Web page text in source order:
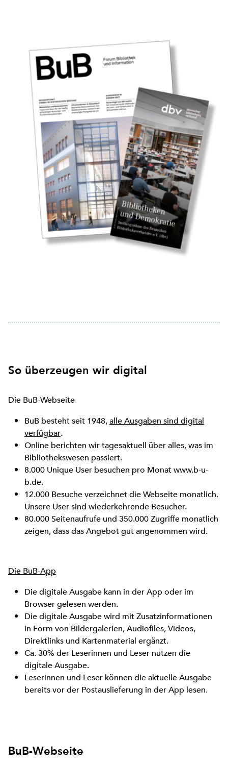
So überzeugen wir digital
Die BuB-Webseite
BuB besteht seit 1948,alle Ausgaben sind digital
verfügbar.
Online berichten wir tagesaktuell über alles, was im
Bibliothekswesen passiert.
8.000 Unique User besuchen pro Monat www.b-u-
b.de.
12.000 Besuche verzeichnet die Webseite monatlich.
Unsere User sind wiederkehrende Besucher.
80.000 Seitenaufrufe und 350.000 Zugriffe monatlich
zeigen, dass das Angebot gut angenommen wird.
Die BuB-App
Die digitale Ausgabe kann in der App oder im
Browser gelesen werden.
Die digitale Ausgabe wird mit Zusatzinformationen
in Form von Bildergalerien, Audiofiles, Videos,
Direktlinks und Kartenmaterial ergänzt.
Ca. 30% der Leserinnen und Leser nutzen die
digitale Ausgabe.
Leserinnen und Leser können die aktuelle Ausgabe
bereits vor der Postauslieferung in der App lesen.
BuB-Webseite